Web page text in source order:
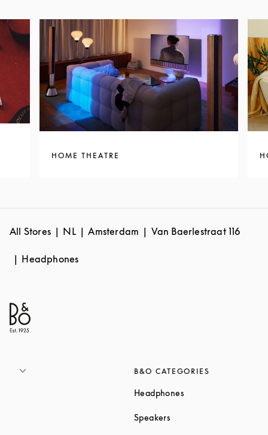
HOME THEATRE
All Stores NL Amsterdam Van Baerlestraat 116
Headphones
B&O CATEGORIES
Headphones
Speakers